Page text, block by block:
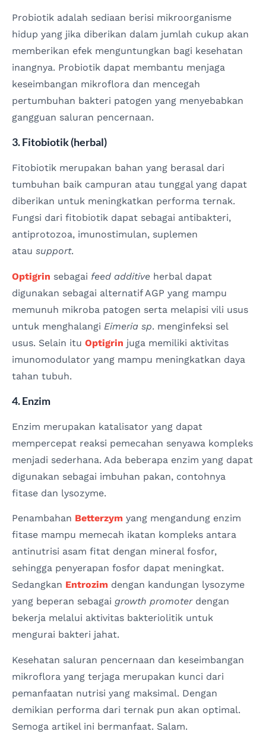
Probiotik adalah sediaan berisi mikroorganisme
hidup yang jika diberikan dalam jumlah cukup akan
memberikan efek menguntungkan bagi kesehatan
inangnya. Probiotik dapat membantu menjaga
keseimbangan mikroflora dan mencegah
pertumbuhan bakteri patogen yang menyebabkan
gangguan saluran pencernaan.
3. Fitobiotik (herbal)
Fitobiotik merupakan bahan yang berasal dari
tumbuhan baik campuran atau tunggal yang dapat
diberikan untuk meningkatkan performa ternak.
Fungsi dari fitobiotik dapat sebagai antibakteri,
antiprotozoa, imunostimulan, suplemen
atau support.
Optigrin sebagai feed additive herbal dapat
digunakan sebagai alternatif AGP yang mampu
memunuh mikroba patogen serta melapisi vili usus
untuk menghalangi Eimeria sp. menginfeksi sel
usus. Selain itu Optigrin juga memiliki aktivitas
imunomodulator yang mampu meningkatkan daya
tahan tubuh.
4. Enzim
Enzim merupakan katalisator yang dapat
mempercepat reaksi pemecahan senyawa kompleks
menjadi sederhana. Ada beberapa enzim yang dapat
digunakan sebagai imbuhan pakan, contohnya
fitase dan lysozyme.
Penambahan Betterzym yang mengandung enzim
fitase mampu memecah ikatan kompleks antara
antinutrisi asam fitat dengan mineral fosfor,
sehingga penyerapan fosfor dapat meningkat.
Sedangkan Entrozim dengan kandungan lysozyme
yang beperan sebagai growth promoterdengan
bekerja melalui aktivitas bakteriolitik untuk
mengurai bakteri jahat.
Kesehatan saluran pencernaan dan keseimbangan
mikroflora yang terjaga merupakan kunci dari
pemanfaatan nutrisi yang maksimal. Dengan
demikian performa dari ternak pun akan optimal.
Semoga artikel ini bermanfaat. Salam.